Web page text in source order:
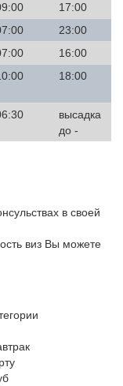
17:00
23:00
16:00
18:00
высадка
до -
в своей
виз Вы можете